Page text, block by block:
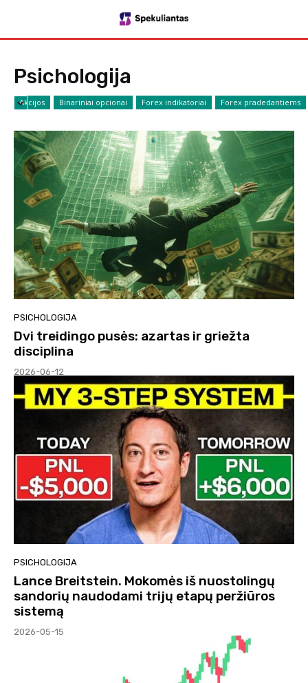
Psichologija
Akcijos Binariniai opcionai Forex indikatoriai Forex pradedantiems
PSICHOLOGIJA
Dvi treidingo pusės: azartas ir griežta
disciplina
2026-06-12
PSICHOLOGIJA
Lance Breitstein. Mokomės iš nuostolingų
sandorių naudodami trijų etapų peržiūros
sistemą
2026-05-15